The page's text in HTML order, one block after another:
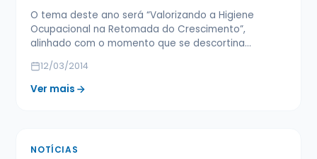
O tema deste ano será “Valorizando a Higiene
Ocupacional na Retomada do Crescimento”,
alinhado com o momento que se descortina…
12/03/2014
Ver mais
NOTÍCIAS